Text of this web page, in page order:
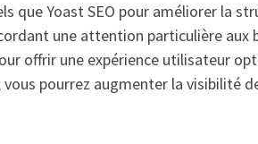
que Yoast SEO pour améliorer la
une attention particulière
offrir une expérience utilisateur
pourrez augmenter la visibilité